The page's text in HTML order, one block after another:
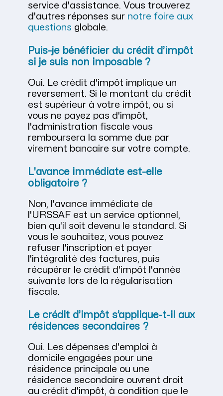
service d'assistance. Vous trouverez
d'autres réponses sur notre foire aux
questions globale.
Puis-je bénéficier du crédit d’impôt
si je suis non imposable ?
Oui. Le crédit d'impôt implique un
reversement. Si le montant du crédit
est supérieur à votre impôt, ou si
vous ne payez pas d'impôt,
l'administration fiscale vous
remboursera la somme due par
virement bancaire sur votre compte.
L'avance immédiate est-elle
obligatoire ?
Non, l'avance immédiate de
l'URSSAF est un service optionnel,
bien qu'il soit devenu le standard. Si
vous le souhaitez, vous pouvez
refuser l'inscription et payer
l'intégralité des factures, puis
récupérer le crédit d'impôt l'année
suivante lors de la régularisation
fiscale.
Le crédit d’impôt s’applique-t-il aux
résidences secondaires ?
Oui. Les dépenses d'emploi à
domicile engagées pour une
résidence principale ou une
résidence secondaire ouvrent droit
au crédit d'impôt, à condition que le